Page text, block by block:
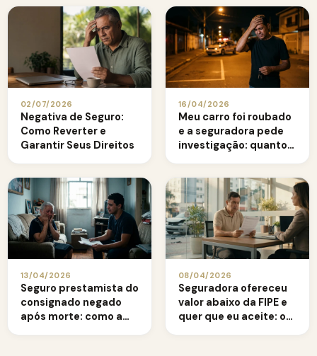
02/07/2026
Negativa de Seguro:
Como Reverter e
Garantir Seus Direitos
16/04/2026
Meu carro foi roubado
e a seguradora pede
investigação: quanto
13/04/2026
Seguro prestamista do
consignado negado
após morte: como a
08/04/2026
Seguradora ofereceu
valor abaixo da FIPE e
quer que eu aceite: o